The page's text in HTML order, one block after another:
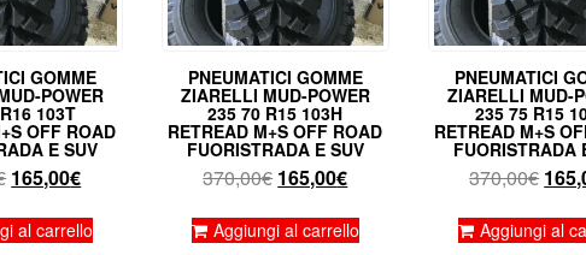
GOMME
POWER
103T
OFF ROAD
E SUV
Il
originale
165,00€Il
attuale
al carrello
PNEUMATICI GOMME
ZIARELLI MUD-POWER
235 70 R15 103H
RETREAD M+S OFF ROAD
FUORISTRADA E SUV
370,00€ Il
originale
165,00€Il
attuale
Aggiungi al carrello
PNEUMATICI
ZIARELLI MUD-
235 75 R15
RETREAD M+S
FUORISTRADA
370,00€ Il
Aggiungi al